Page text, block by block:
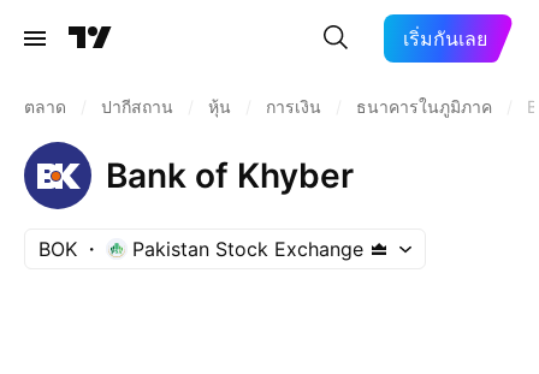
เริ่มกันเลย
ตลาด ปากีสถาน หุ้น การเงิน ธนาคารในภูมิภาค
Bank of Khyber
BOK Pakistan Stock Exchange